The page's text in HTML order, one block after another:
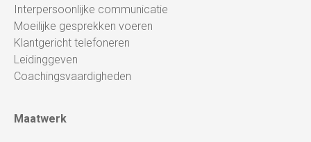
Interpersoonlijke communicatie
Moeilijke gesprekken voeren
Klantgericht telefoneren
Leidinggeven
Coachingsvaardigheden
Maatwerk